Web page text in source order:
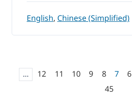
English,Chinese (Simplified)
6
7
8
9
10
11
12
...
45